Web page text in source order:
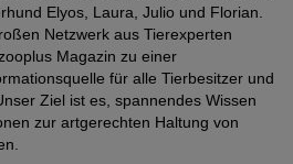
Elyos, Laura, Julio und Florian.
Netzwerk aus Tierexperten
Magazin zu einer
für alle Tierbesitzer und
Ziel ist es, spannendes Wissen
zur artgerechten Haltung von